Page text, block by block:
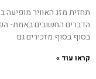
תחזית מזג האוויר
הדברים החשובים באמת-
בסוף בסוף מזכירים גם
קראו עוד »